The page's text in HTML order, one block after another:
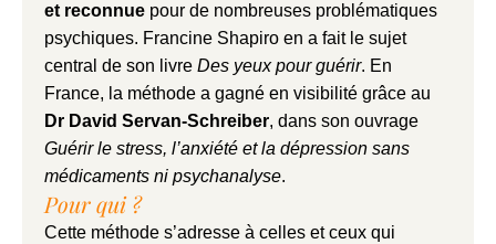
et reconnue pour de nombreuses problématiques
psychiques. Francine Shapiro en a fait le sujet
central de son livre Des yeux pour guérir. En
France, la méthode a gagné en visibilité grâce au
Dr David Servan-Schreiber, dans son ouvrage
Guérir le stress, l’anxiété et la dépression sans
médicaments ni psychanalyse.
Pour qui ?
Cette méthode s’adresse à celles et ceux qui